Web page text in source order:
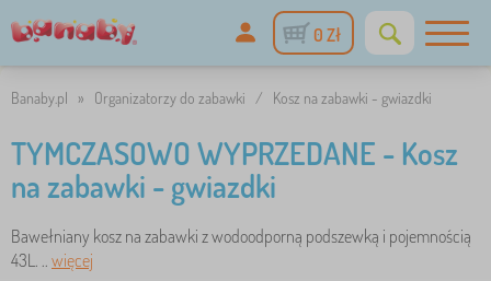
0 Zł
Banaby.pl » Organizatorzy do zabawki / Kosz na zabawki - gwiazdki
TYMCZASOWO WYPRZEDANE - Kosz
na zabawki - gwiazdki
Bawełniany kosz na zabawki z wodoodporną podszewką i pojemnością
43L. .. więcej